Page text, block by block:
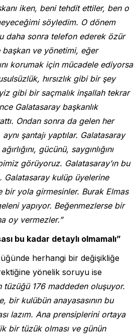
iken, beni tehdit ettiler, ben o
söyledim. O dönem
daha sonra telefon ederek özür
ve yönetimi, eğer
korumak için mücadele ediyorsa
hırsızlık gibi bir şey
gibi bir saçmalık inşallah tekrar
Galatasaray başkanlık
Ondan sonra da gelen her
şantajı yaptılar. Galatasaray
gücünü, saygınlığını
görüyoruz. Galatasaray’ın bu
Galatasaray kulüp üyelerine
bir yola girmesinler. Burak Elmas
yapıyor. Beğenmezlerse bir
oy vermezler.”
bu kadar detaylı olmamalı”
herhangi bir değişikliğe
yönelik soruyu ise
tüzüğü 176 maddeden oluşuyor.
bir kulübün anayasasının bu
lazım. Ana prensiplerini ortaya
bir tüzük olması ve günün